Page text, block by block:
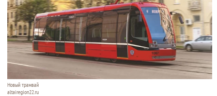
Новый трамвай
altairegion22.ru